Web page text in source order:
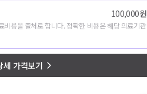
100,000원
비용을 출처로 합니다. 정확한 비용은 해당 의료기관
세 가격보기